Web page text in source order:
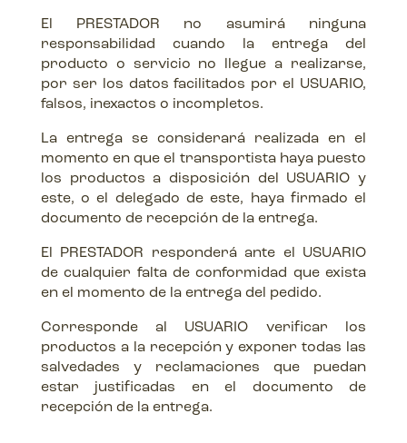
El PRESTADOR no asumirá ninguna
responsabilidad cuando la entrega del
producto o servicio no llegue a realizarse,
por ser los datos facilitados por el USUARIO,
falsos, inexactos o incompletos.
La entrega se considerará realizada en el
momento en que el transportista haya puesto
los productos a disposición del USUARIO y
este, o el delegado de este, haya firmado el
documento de recepción de la entrega.
El PRESTADOR responderá ante el USUARIO
de cualquier falta de conformidad que exista
en el momento de la entrega del pedido.
Corresponde al USUARIO verificar los
productos a la recepción y exponer todas las
salvedades y reclamaciones que puedan
estar justificadas en el documento de
recepción de la entrega.